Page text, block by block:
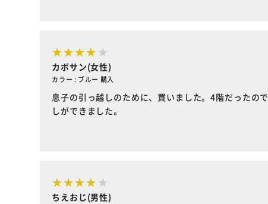
カボサン(女性)
カラー : ブルー 購入
息子の引っ越しのために、買いました。4階だったの
しができました。
ちえおじ(男性)